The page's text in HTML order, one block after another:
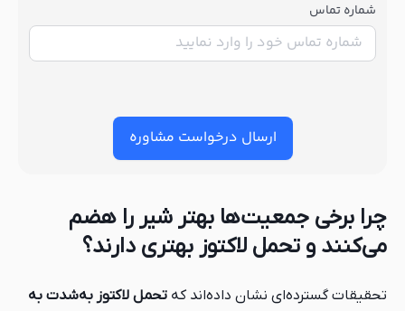
شماره تماس
ارسال درخواست مشاوره
چرا برخی جمعیت‌ها بهتر شیر را هضم
می‌کنند و تحمل لاکتوز بهتری دارند؟
تحقیقات گسترده‌ای نشان داده‌اند که تحمل لاکتوز به‌شدت به